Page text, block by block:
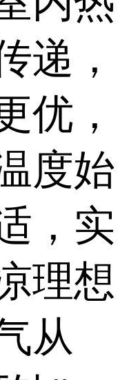
于降
量传
内热
递，
优，
度始
，实